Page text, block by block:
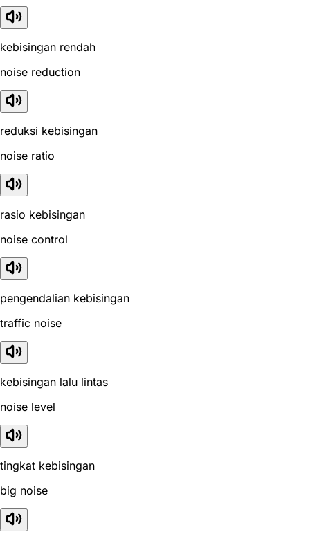
kebisingan rendah
noise reduction
reduksi kebisingan
noise ratio
rasio kebisingan
noise control
pengendalian kebisingan
traffic noise
kebisingan lalu lintas
noise level
tingkat kebisingan
big noise